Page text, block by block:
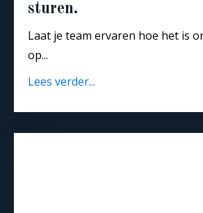
sturen.
Laat je team ervaren hoe het is
op...
Lees verder...